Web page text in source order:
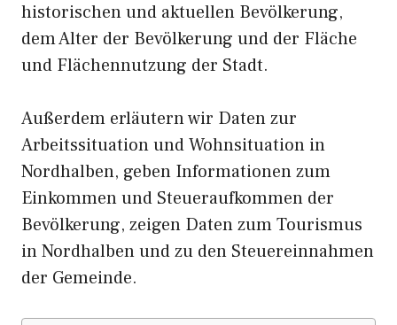
historischen und aktuellen Bevölkerung,
dem Alter der Bevölkerung und der Fläche
und Flächennutzung der Stadt.
Außerdem erläutern wir Daten zur
Arbeitssituation und Wohnsituation in
Nordhalben, geben Informationen zum
Einkommen und Steueraufkommen der
Bevölkerung, zeigen Daten zum Tourismus
in Nordhalben und zu den Steuereinnahmen
der Gemeinde.